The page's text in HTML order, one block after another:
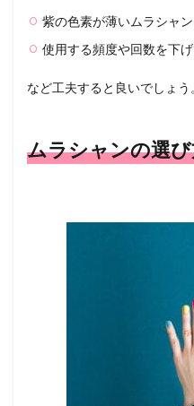
紫の色素が薄いムラシャ
使用する頻度や回数を下
など工夫すると良いでしょう
ムラシャンの選